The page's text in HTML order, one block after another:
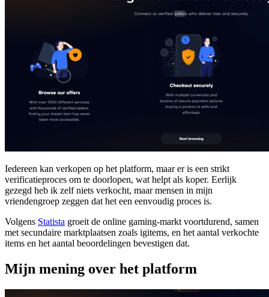
Iedereen kan verkopen op het platform, maar er is een strikt
verificatieproces om te doorlopen, wat helpt als koper. Eerlijk
gezegd heb ik zelf niets verkocht, maar mensen in mijn
vriendengroep zeggen dat het een eenvoudig proces is.
Volgens Statista groeit de online gaming-markt voortdurend, samen
met secundaire marktplaatsen zoals igitems, en het aantal verkochte
items en het aantal beoordelingen bevestigen dat.
Mijn mening over het platform